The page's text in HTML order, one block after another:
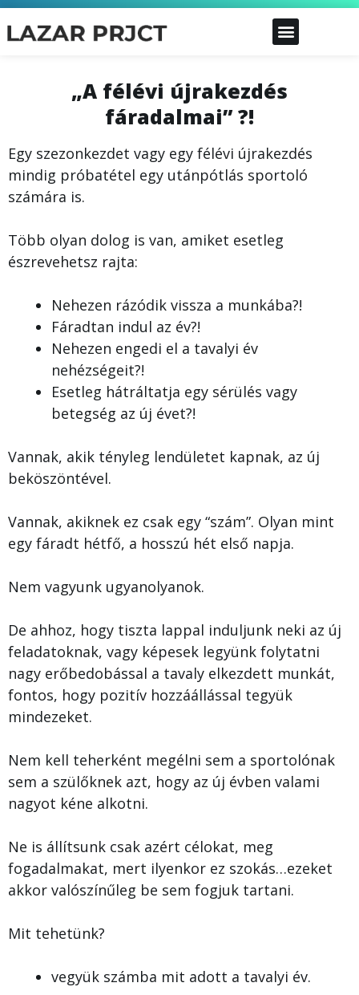
„A félévi újrakezdés
fáradalmai” ?!
Egy szezonkezdet vagy egy félévi újrakezdés
mindig próbatétel egy utánpótlás sportoló
számára is.
Több olyan dolog is van, amiket esetleg
észrevehetsz rajta:
Nehezen rázódik vissza a munkába?!
Fáradtan indul az év?!
Nehezen engedi el a tavalyi év
nehézségeit?!
Esetleg hátráltatja egy sérülés vagy
betegség az új évet?!
Vannak, akik tényleg lendületet kapnak, az új
beköszöntével.
Vannak, akiknek ez csak egy “szám”. Olyan mint
egy fáradt hétfő, a hosszú hét első napja.
Nem vagyunk ugyanolyanok.
De ahhoz, hogy tiszta lappal induljunk neki az új
feladatoknak, vagy képesek legyünk folytatni
nagy erőbedobással a tavaly elkezdett munkát,
fontos, hogy pozitív hozzáállással tegyük
mindezeket.
Nem kell teherként megélni sem a sportolónak
sem a szülőknek azt, hogy az új évben valami
nagyot kéne alkotni.
Ne is állítsunk csak azért célokat, meg
fogadalmakat, mert ilyenkor ez szokás…ezeket
akkor valószínűleg be sem fogjuk tartani.
Mit tehetünk?
vegyük számba mit adott a tavalyi év.